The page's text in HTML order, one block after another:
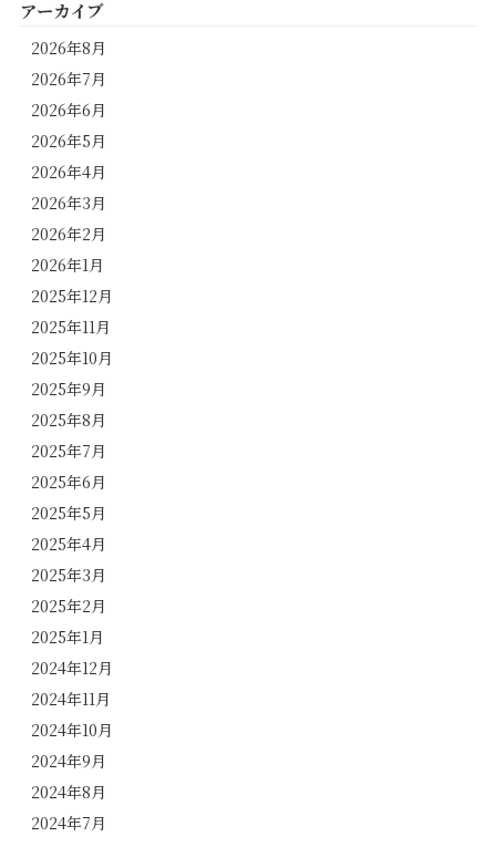
アーカイブ
2026年8月
2026年7月
2026年6月
2026年5月
2026年4月
2026年3月
2026年2月
2026年1月
2025年12月
2025年11月
2025年10月
2025年9月
2025年8月
2025年7月
2025年6月
2025年5月
2025年4月
2025年3月
2025年2月
2025年1月
2024年12月
2024年11月
2024年10月
2024年9月
2024年8月
2024年7月